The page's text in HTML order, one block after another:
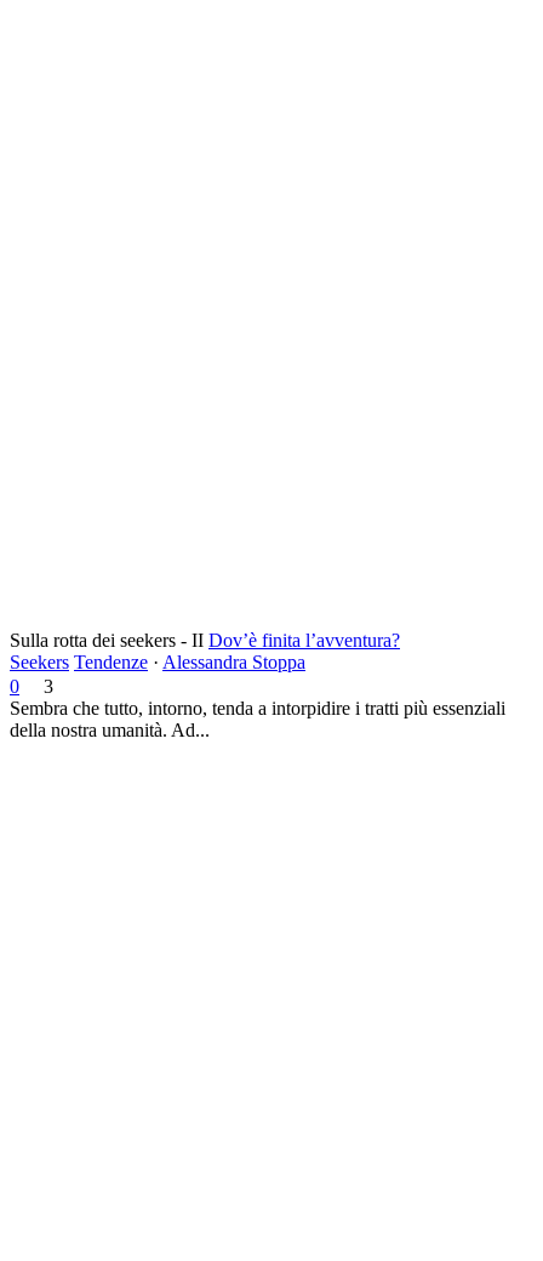
Sulla rotta dei seekers - II Dov’è finita l’avventura?
Seekers Tendenze · Alessandra Stoppa
0
3
Sembra che tutto, intorno, tenda a intorpidire i tratti più essenziali
della nostra umanità. Ad...